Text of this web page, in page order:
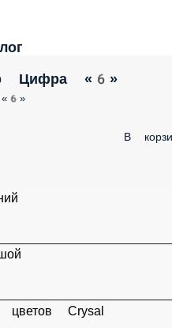
Цифра «6»
«6»
В